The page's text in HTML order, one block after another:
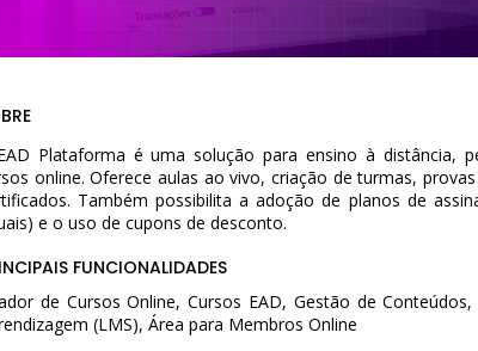
Plataforma é uma solução para ensino à distância,
online. Oferece aulas ao vivo, criação de turmas,
Também possibilita a adoção de planos de
e o uso de cupons de desconto.
FUNCIONALIDADES
de Cursos Online, Cursos EAD, Gestão de
(LMS), Área para Membros Online